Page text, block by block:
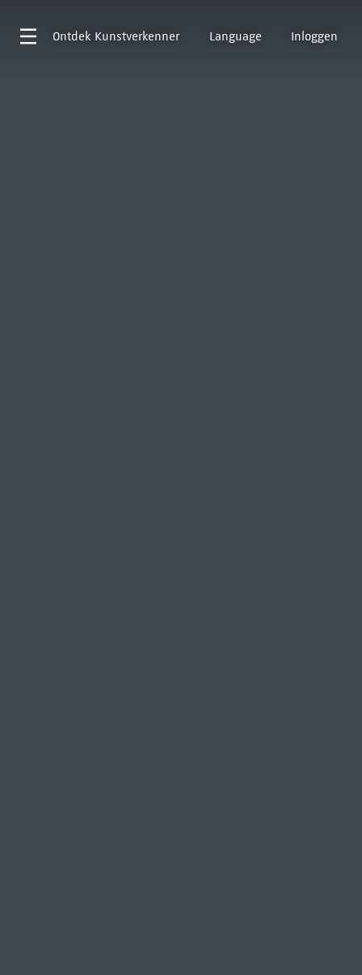
Ontdek Kunstverkenner Language Inloggen